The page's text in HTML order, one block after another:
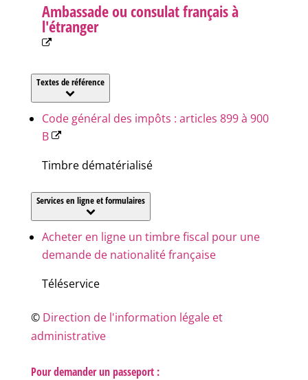
Ambassade ou consulat français à
l'étranger
Textes de référence
Code général des impôts : articles 899 à 900
B
Timbre dématérialisé
Services en ligne et formulaires
Acheter en ligne un timbre fiscal pour une
demande de nationalité française
Téléservice
© Direction de l'information légale et
administrative
Pour demander un passeport :